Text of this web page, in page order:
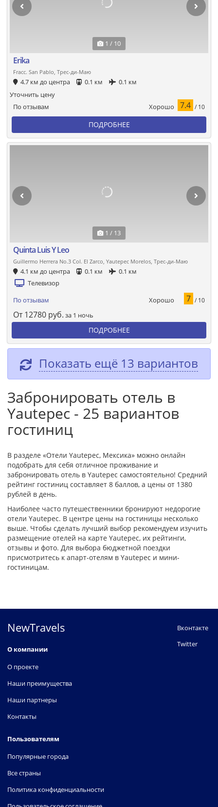
1 / 10
Erika
Fracc. San Pablo, Трес-ди-Маю
4.7 км до центра 0.1 км 0.1 км
По отзывам Хорошо 7.4 / 10
Уточнить цену
ПОДРОБНЕЕ
1 / 13
Quinta Luis Y Leo
Guillermo Herrera No.3 Col. El Zarco, Yautepec Morelos, Трес-ди-Маю
4.1 км до центра 0.1 км
0.1 км
Телевизор
По отзывам Хорошо 7 / 10
От 12780 руб. за 1 ночь
ПОДРОБНЕЕ
Показать ещё 13 вариантов
Забронировать отель в
Yautepec - 25 вариантов
гостиниц
В разделе «Отели Yautepec, Мексика» можно онлайн
подобрать для себя отличное проживание и
забронировать отель в Yautepec самостоятельно! Средний
рейтинг гостиниц составляет 8 баллов, а цены от 1380
рублей в день.
Наиболее часто путешественники бронируют недорогие
отели Yautepec. В центре цены на гостиницы несколько
выше. Чтобы сделать лучший выбор рекомендуем изучить
размещение отелей на карте Yautepec, их рейтинги,
отзывы и фото. Для выбора бюджетной поездки
присмотритесь к апарт-отелям в Yautepec и мини-
гостиницам.
NewTravels
О компании
О проекте
Наши преимущества
Наши партнеры
Контакты
Пользователям
Популярные города
Все страны
Политика конфиденциальности
Вконтакте
Twitter